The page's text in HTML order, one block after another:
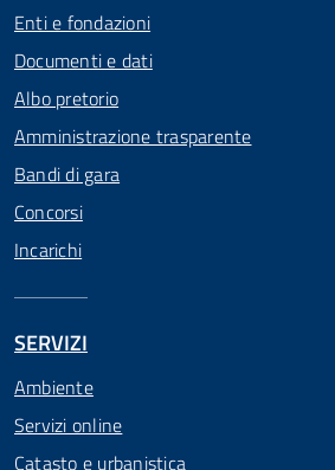
Enti e fondazioni
Documenti e dati
Albo pretorio
Amministrazione trasparente
Bandi di gara
Concorsi
Incarichi
SERVIZI
Ambiente
Servizi online
Catasto e urbanistica